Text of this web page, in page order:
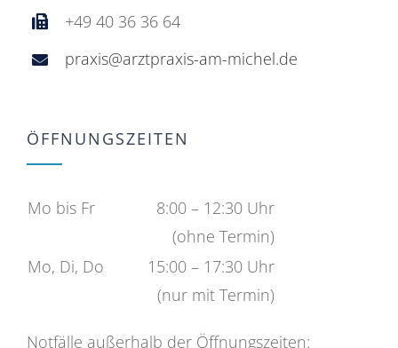
+49 40 36 36 64
praxis@arztpraxis-am-michel.de
ÖFFNUNGSZEITEN
Mo bis Fr
8:00 – 12:30 Uhr
(ohne Termin)
Mo, Di, Do
15:00 – 17:30 Uhr
(nur mit Termin)
Notfälle außerhalb der Öffnungszeiten: